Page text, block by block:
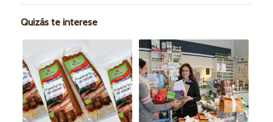
Quizás te interese